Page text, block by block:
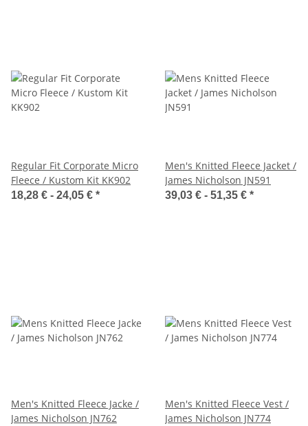
Regular Fit Corporate Micro
Fleece / Kustom Kit KK902
18,28 € - 24,05 € *
Men's Knitted Fleece Jacket /
James Nicholson JN591
39,03 € - 51,35 € *
Men's Knitted Fleece Jacke /
James Nicholson JN762
Men's Knitted Fleece Vest /
James Nicholson JN774